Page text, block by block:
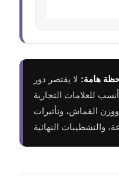
هامة: لا يقتصر دور UNIT-100 على توريد
للعلامات التجارية
القماش، وتأثيرات